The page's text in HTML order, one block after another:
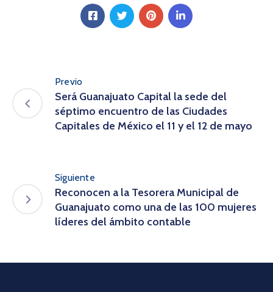
Previo
Será Guanajuato Capital la sede del
séptimo encuentro de las Ciudades
Capitales de México el 11 y el 12 de mayo
Siguiente
Reconocen a la Tesorera Municipal de
Guanajuato como una de las 100 mujeres
líderes del ámbito contable